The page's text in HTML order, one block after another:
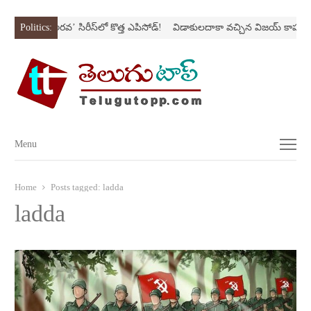
Politics:‘అర‌వ’ సిరీస్‌లో కొత్త ఎపిసోడ్‌! విడాకులదాకా వచ్చిన విజయ్‌ కాపురం
Menu
Menu
Home Posts tagged: ladda
ladda